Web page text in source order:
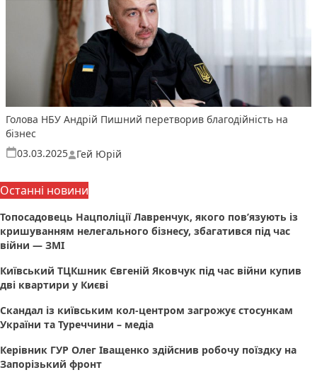
Голова НБУ Андрій Пишний перетворив благодійність на
бізнес
03.03.2025
ОпублікованоГей Юрій
Останні новини
Топосадовець Нацполіції Лавренчук, якого пов’язують із
кришуванням нелегального бізнесу, збагатився під час
війни — ЗМІ
Київський ТЦКшник Євгеній Яковчук під час війни купив
дві квартири у Києві
Скандал із київським кол-центром загрожує стосункам
України та Туреччини – медіа
Керівник ГУР Олег Іващенко здійснив робочу поїздку на
Запорізький фронт